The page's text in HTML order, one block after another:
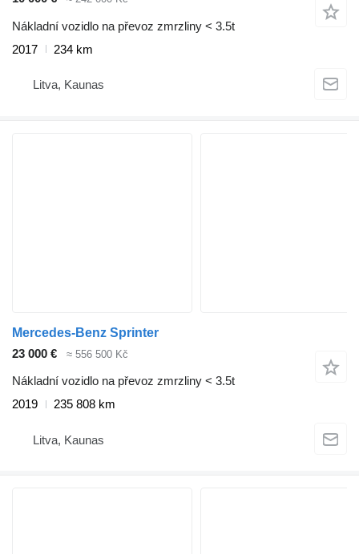
Nákladní vozidlo na převoz zmrzliny < 3.5t
2017
234 km
Litva, Kaunas
Mercedes-Benz Sprinter
23 000 €
≈ 556 500 Kč
Nákladní vozidlo na převoz zmrzliny < 3.5t
2019
235 808 km
Litva, Kaunas